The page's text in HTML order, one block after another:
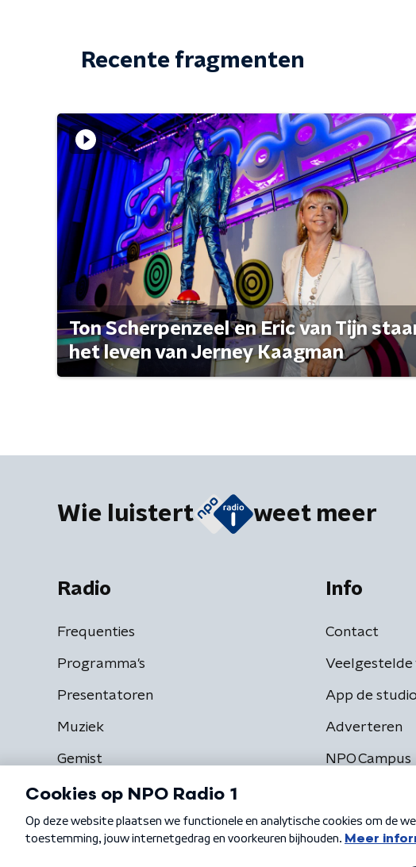
Recente fragmenten
Ton Scherpenzeel en Eric van Tijn
het leven van Jerney Kaagman
Wie luistert weet meer
Radio
Frequenties
Programma's
Presentatoren
Muziek
Gemist
Info
Contact
Veelgestelde
App de studio
Adverteren
NPO Campus
Algemene voorwaarden Privacybeleid